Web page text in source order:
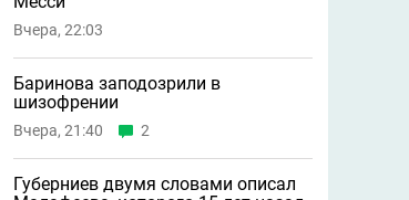
Вчера, 22:03
Баринова заподозрили в
шизофрении
Вчера, 21:40 2
Губерниев двумя словами описал